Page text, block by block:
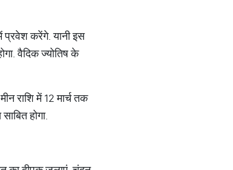
प्रवेश करेंगे. यानी इस
वैदिक ज्योतिष के
राशि में 12 मार्च तक
होगा.